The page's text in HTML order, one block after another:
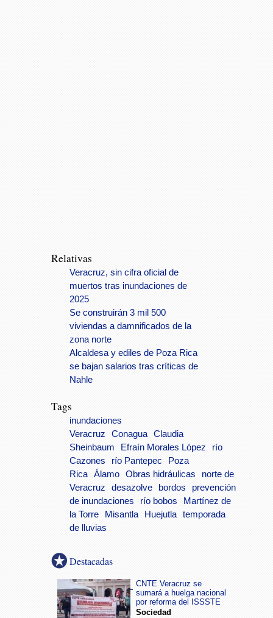
Relativas
Veracruz, sin cifra oficial de
muertos tras inundaciones de
2025
Se construirán 3 mil 500
viviendas a damnificados de la
zona norte
Alcaldesa y ediles de Poza Rica
se bajan salarios tras críticas de
Nahle
Tags
inundaciones
Veracruz
Conagua
Claudia
Sheinbaum
Efraín Morales López
río
Cazones
río Pantepec
Poza
Rica
Álamo Obras hidráulicas
norte de
Veracruz
desazolve bordos
prevención
de inundaciones
río bobos
Martínez de
la Torre
Misantla Huejutla
temporada
de lluvias
Destacadas
CNTE Veracruz se
sumará a huelga nacional
por reforma del ISSSTE
Sociedad